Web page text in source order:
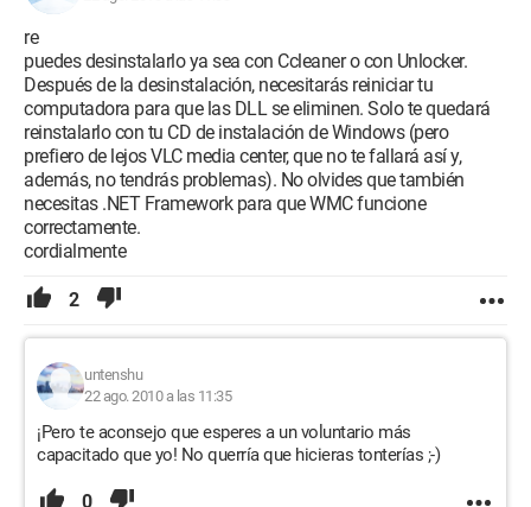
¿Hay algo que se pueda hacer?
Configuración:NETBOOK ACER Aspire One / Windows 7
Ultimate
CPU Intel Atom Processor N450 (1,66 GHz, 512 KB Cache)
Memoria 1 GB
Disco duro 160 GB
re
puedes desinstalarlo ya sea con Ccleaner o con Unlocker.
Después de la desinstalación, necesitarás reiniciar tu
computadora para que las DLL se eliminen. Solo te quedará
reinstalarlo con tu CD de instalación de Windows (pero
prefiero de lejos VLC media center, que no te fallará así y,
además, no tendrás problemas). No olvides que también
necesitas .NET Framework para que WMC funcione
correctamente.
cordialmente
2
untenshu
22 ago. 2010 a las 11:35
¡Pero te aconsejo que esperes a un voluntario más
capacitado que yo! No querría que hicieras tonterías ;-)
0